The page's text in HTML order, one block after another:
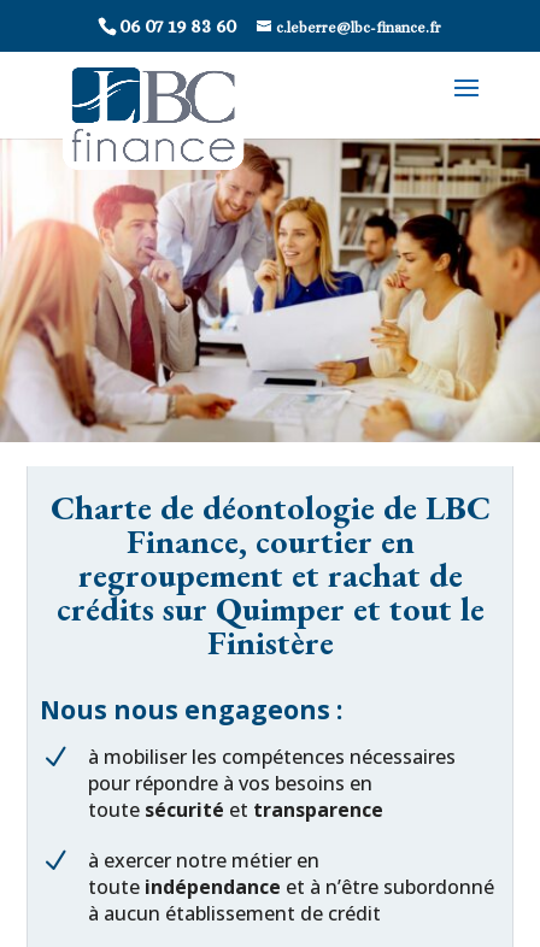
06 07 19 83 60 c.leberre@lbc-finance.fr
Charte de déontologie de LBC
Finance, courtier en
regroupement et rachat de
crédits sur Quimper et tout le
Finistère
Nous nous engageons :
N
à mobiliser les compétences nécessaires
pour répondre à vos besoins en
toute sécurité et transparence
N
à exercer notre métier en
toute indépendance et à n’être subordonné
à aucun établissement de crédit